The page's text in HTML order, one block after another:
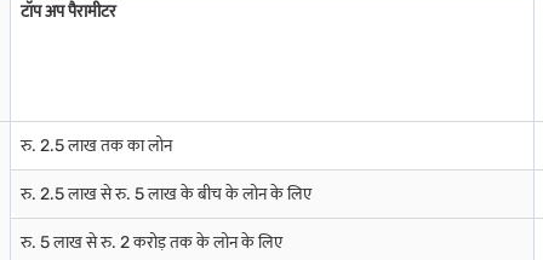
टॉप अप पैरामीटर
रु. 2.5 लाख तक का लोन
रु. 2.5 लाख से रु. 5 लाख के बीच के लोन के लिए
रु. 5 लाख से रु. 2 करोड़ तक के लोन के लिए